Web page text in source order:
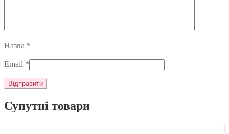
Назва *
Email *
Супутні товари